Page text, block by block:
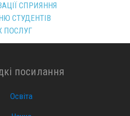
СПРИЯННЯ
СТУДЕНТІВ
ПОСЛУГ
посилання
Освіта